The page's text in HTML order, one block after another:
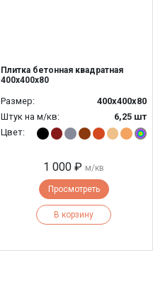
Плитка бетонная квадратная
400х400х80
Размер:
400х400х80
Штук на м/кв:
6,25 шт
Цвет:
1 000 ₽ м/кв
Просмотреть
В корзину